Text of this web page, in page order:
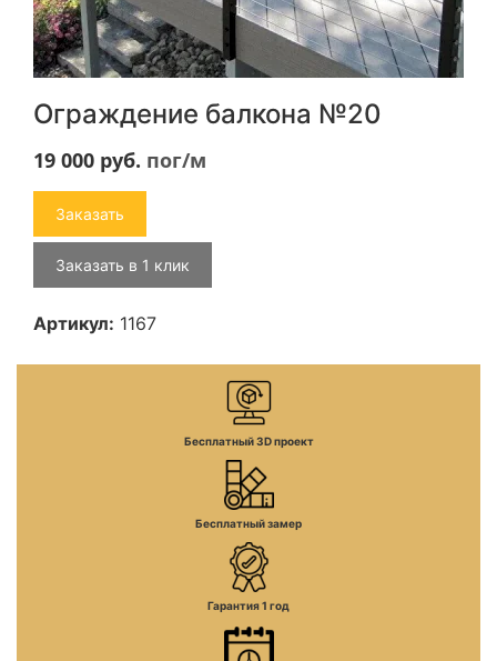
Ограждение балкона №20
19 000 руб. пог/м
Заказать
Заказать в 1 клик
Артикул: 1167
Бесплатный 3D проект
Бесплатный замер
Гарантия 1 год